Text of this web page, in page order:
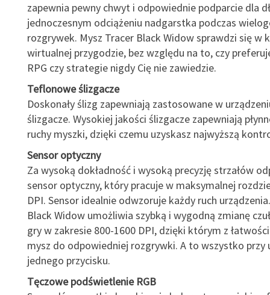
zapewnia pewny chwyt i odpowiednie podparcie dla
jednoczesnym odciążeniu nadgarstka podczas
rozgrywek. Mysz Tracer Black Widow sprawdzi się w
wirtualnej przygodzie, bez względu na to, czy
RPG czy strategie nigdy Cię nie zawiedzie.
Teflonowe ślizgacze
Doskonały ślizg zapewniają zastosowane w
ślizgacze. Wysokiej jakości ślizgacze zapewniają
ruchy myszki, dzięki czemu uzyskasz najwyższą
Sensor optyczny
Za wysoką dokładność i wysoką precyzję strzałów
sensor optyczny, który pracuje w maksymalnej
DPI. Sensor idealnie odwzoruje każdy ruch
Black Widow umożliwia szybką i wygodną zmianę
gry w zakresie 800-1600 DPI, dzięki którym z
mysz do odpowiedniej rozgrywki. A to wszystko przy
jednego przycisku.
Tęczowe podświetlenie RGB